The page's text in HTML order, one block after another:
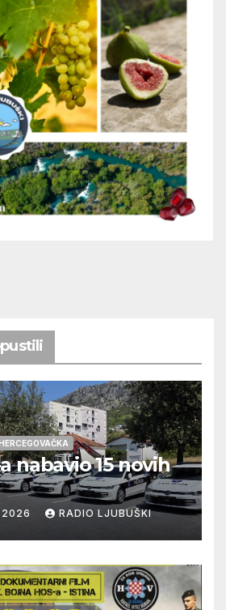
nabavio 15 novih
2026 RADIO LJUBUŠKI